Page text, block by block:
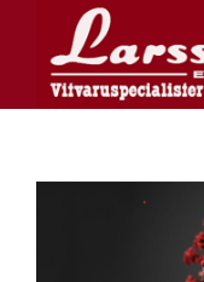
innehållet